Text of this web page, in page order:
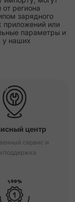
от региона
зарядного
приложений или
параметры и
у наших
центр
сервис и